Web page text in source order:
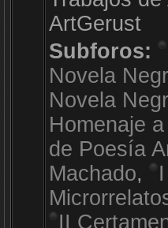
ArtGerust
Subforos:
Novela
Novela
Homenaje
de Poesía
Machado,
II